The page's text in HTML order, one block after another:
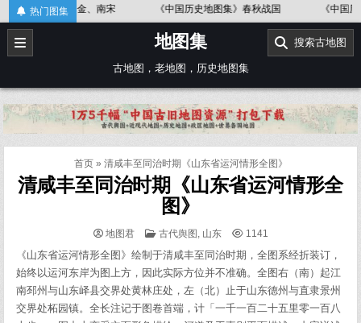
Skip
to
content
热门图集
、南宋 《中国历史地图集》春秋战国 《中国历史地图集》辽、北
地图集
古地图，老地图，历史地图集
搜索古地图
首页» 清咸丰至同治时期《山东省运河情形全图》
清咸丰至同治时期《山东省运河情形全
图》
地图君
POSTED
古代舆图 , 山东 1141
《山东省运河情形全图》绘制于清咸丰至同治时期，全图系经折装订，
始终以运河东岸为图上方，因此实际方位并不准确。全图右（南）起江
南邳州与山东峄县交界处黄林庄处，左（北）止于山东德州与直隶景州
交界处柘园镇。全长注记于图卷首端，计「一千一百二十五里零一百八